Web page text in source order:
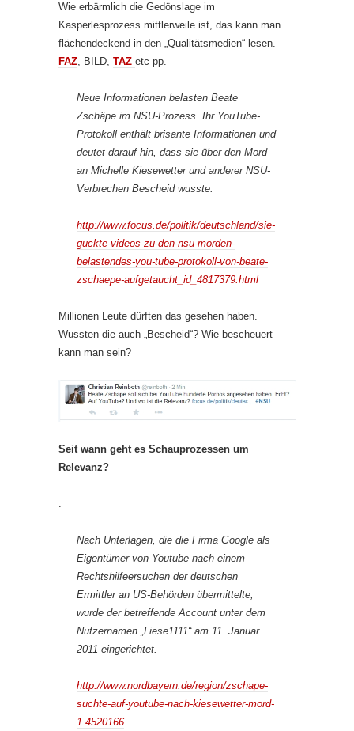
Wie erbärmlich die Gedönslage im
Kasperlesprozess mittlerweile ist, das kann man
flächendeckend in den „Qualitätsmedien“ lesen.
FAZ, BILD, TAZ etc pp.
Neue Informationen belasten Beate
Zschäpe im NSU-Prozess. Ihr YouTube-
Protokoll enthält brisante Informationen und
deutet darauf hin, dass sie über den Mord
an Michelle Kiesewetter und anderer NSU-
Verbrechen Bescheid wusste.
http://www.focus.de/politik/deutschland/sie-
guckte-videos-zu-den-nsu-morden-
belastendes-you-tube-protokoll-von-beate-
zschaepe-aufgetaucht_id_4817379.html
Millionen Leute dürften das gesehen haben.
Wussten die auch „Bescheid“? Wie bescheuert
kann man sein?
Seit wann geht es Schauprozessen um
Relevanz?
.
Nach Unterlagen, die die Firma Google als
Eigentümer von Youtube nach einem
Rechtshilfeersuchen der deutschen
Ermittler an US-Behörden übermittelte,
wurde der betreffende Account unter dem
Nutzernamen „Liese1111“ am 11. Januar
2011 eingerichtet.
http://www.nordbayern.de/region/zschape-
suchte-auf-youtube-nach-kiesewetter-mord-
1.4520166